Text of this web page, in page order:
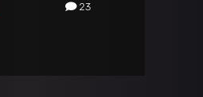
23